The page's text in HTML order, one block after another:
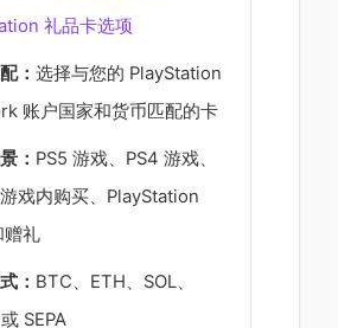
礼品卡选项
： 选择与您的 PlayStation
账户国家和货币匹配的卡
： PS5 游戏、PS4 游戏、
戏内购买、PlayStation
赠礼
： BTC、ETH、SOL、
SEPA